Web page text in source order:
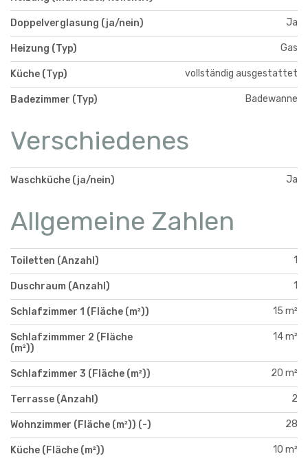
Doppelverglasung (ja/nein) Ja
Heizung (Typ) Gas
Küche (Typ) vollständig ausgestattet
Badezimmer (Typ) Badewanne
Verschiedenes
Waschküche (ja/nein) Ja
Allgemeine Zahlen
Toiletten (Anzahl) 1
Duschraum (Anzahl) 1
Schlafzimmer 1 (Fläche (m²)) 15 m²
Schlafzimmmer 2 (Fläche
(m²))
14 m²
Schlafzimmer 3 (Fläche (m²)) 20 m²
Terrasse (Anzahl) 2
Wohnzimmer (Fläche (m²)) (-) 28
Küche (Fläche (m²)) 10 m²